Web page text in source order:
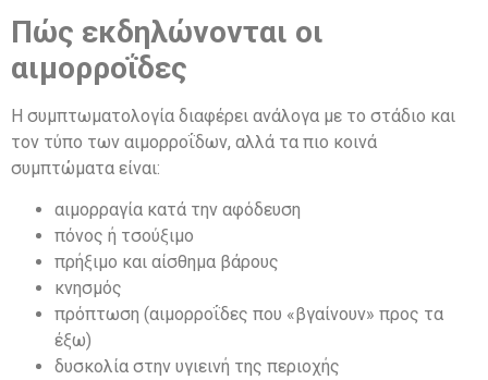
Πώς εκδηλώνονται οι
αιμορροΐδες
Η συμπτωματολογία διαφέρει ανάλογα με το στάδιο και
τον τύπο των αιμορροΐδων, αλλά τα πιο κοινά
συμπτώματα είναι:
αιμορραγία κατά την αφόδευση
πόνος ή τσούξιμο
πρήξιμο και αίσθημα βάρους
κνησμός
πρόπτωση (αιμορροΐδες που «βγαίνουν» προς τα
έξω)
δυσκολία στην υγιεινή της περιοχής